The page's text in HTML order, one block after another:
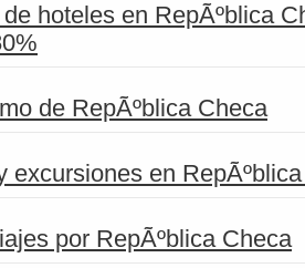
hoteles en RepÃºblica
de RepÃºblica Checa
excursiones en
por RepÃºblica Checa